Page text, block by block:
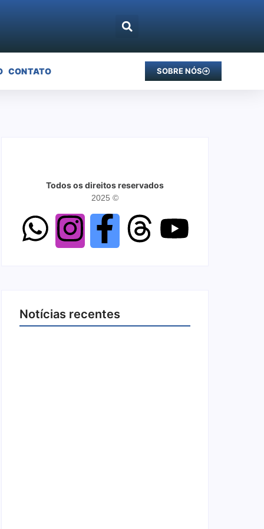
CONTATO SOBRE NÓS
Todos os direitos reservados
2025 ©
Notícias recentes